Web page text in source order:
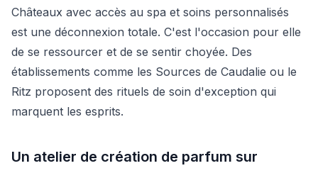
Châteaux avec accès au spa et soins personnalisés
est une déconnexion totale. C'est l'occasion pour elle
de se ressourcer et de se sentir choyée. Des
établissements comme les Sources de Caudalie ou le
Ritz proposent des rituels de soin d'exception qui
marquent les esprits.
Un atelier de création de parfum sur